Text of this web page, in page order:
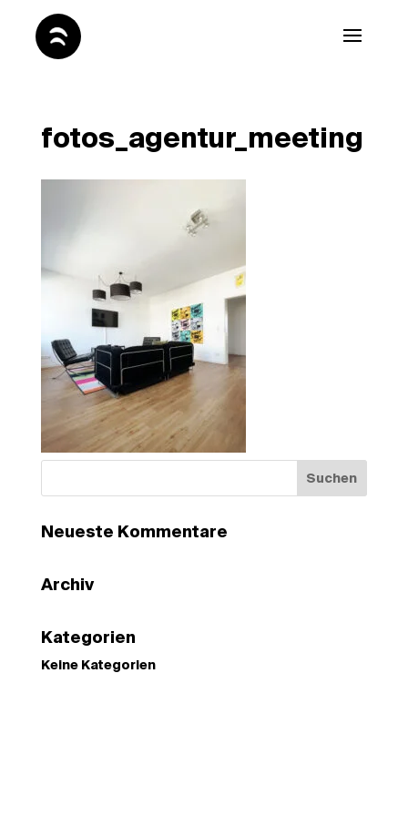
fotos_agentur_meeting
Neueste Kommentare
Archiv
Kategorien
Keine Kategorien